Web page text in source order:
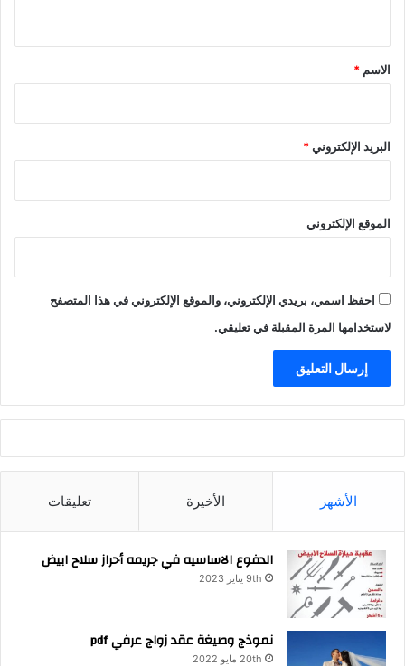
*
الاسم *
البريد الإلكتروني*
الموقع الإلكتروني
احفظ اسمي، بريدي الإلكتروني، والموقع الإلكتروني في هذا المتصفح
لاستخدامها المرة المقبلة في تعليقي.
الأشهر الأخيرة تعليقات
الدفوع الاساسيه في جريمه أحراز سلاح ابيض
9th يناير 2023
نموذج وصيغة عقد زواج عرفي pdf
20th مايو 2022